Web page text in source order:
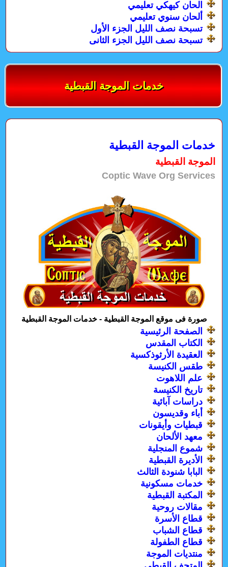
الحان كيهكي تعليمي
ألحان سنوي تعليمي
تسبحة نصف الليل الجزء الأول
تسبحة نصف الليل الجزء الثانى
خدمات الموجة القبطية
خدمات الموجة القبطية
الموجة القبطية
Coptic Wave Org Services
صورة فى موقع الموجة القبطية - خدمات الموجة القبطية
الصفحة الرئيسية
الكتاب المقدس
العقيدة الأرثوذكسية
طقس الكنيسة
علم اللاهوت
تاريخ الكنيسة
دراسات آبائية
أباء وقديسون
قبطيات وأيقونات
معهد الألحان
شموع المنجلية
الأديرة القبطية
البابا شنودة الثالث
خدمات مسكونية
المكتبة القبطية
مقالات روحية
قطاع الأسرة
قطاع الشباب
قطاع الطفولة
منتديات الموجة